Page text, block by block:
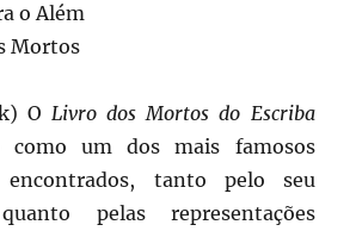
o Além
Mortos
O Livro dos Mortos do Escriba
um dos mais famosos
tanto pelo seu
pelas representações